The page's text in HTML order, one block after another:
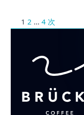
1 2 … 4 次